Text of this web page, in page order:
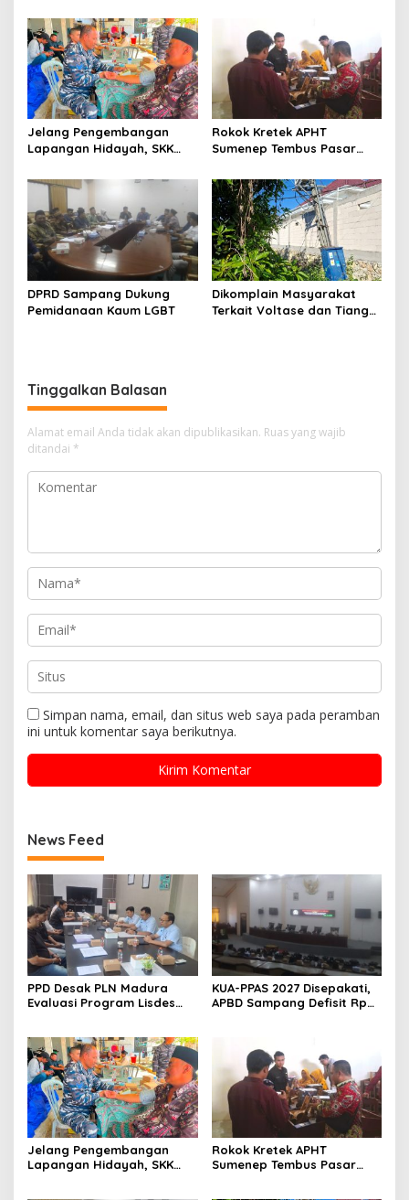
Jelang Pengembangan
Lapangan Hidayah, SKK
Perkuat Sinergi dengan
Nelayan Sampang
Rokok Kretek APHT
Sumenep Tembus Pasar
DPRD Sampang Dukung
Pemidanaan Kaum LGBT
Dikomplain Masyarakat
Terkait Voltase dan Tiang
Tinggalkan Balasan
Alamat email Anda tidak akan dipublikasikan. Ruas yang wajib
ditandai *
Simpan nama, email, dan situs web saya pada peramban
ini untuk komentar saya berikutnya.
News Feed
PPD Desak PLN Madura
Evaluasi Program Lisdes
KUA-PPAS 2027 Disepakati,
APBD Sampang Defisit Rp
Jelang Pengembangan
Lapangan Hidayah, SKK
Rokok Kretek APHT
Sumenep Tembus Pasar